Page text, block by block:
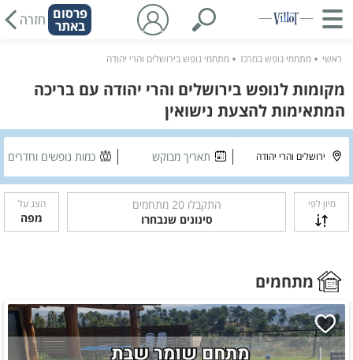
פרסום
באתר חזרה
ראשי מתחמי נופש במרכז מתחמי נופש בירושלים והרי יהודה
מקומות לנופש בירושלים והרי יהודה עם בריכה
המתאימות להצעת נישואין
תאריך מבוקש כמות נופשים וחדרים
מיון לפי התקבלו20 מתחמים
סינונים שנבחרו
הצג על
מפה
מתחמים